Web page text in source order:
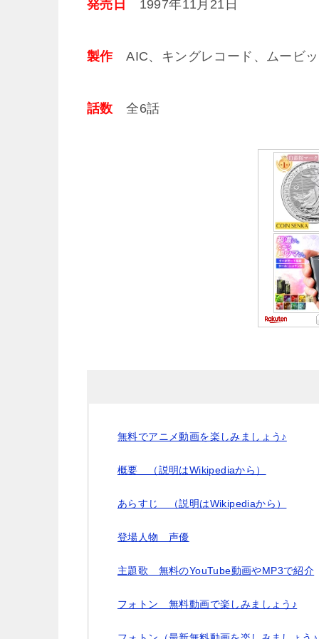
発売日 1997年11月21日
製作AIC、キングレコード、ムービ
話数 全6話
無料でアニメ動画を楽しみましょう♪
概要 （説明はWikipediaから）
あらすじ （説明はWikipediaから）
登場人物 声優
主題歌 無料のYouTube動画やMP3で紹介
フォトン 無料動画で楽しみましょう♪